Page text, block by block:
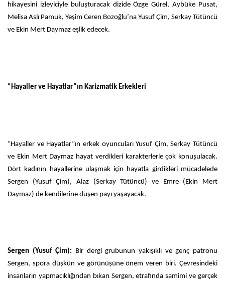
hikayesini izleyiciyle buluşturacak dizide Özge Gürel, Aybüke Pusat,
Melisa Aslı Pamuk, Yeşim Ceren Bozoğlu’na Yusuf Çim, Serkay Tütüncü
ve Ekin Mert Daymaz eşlik edecek.
“Hayaller ve Hayatlar”ın Karizmatik Erkekleri
“Hayaller ve Hayatlar”ın erkek oyuncuları Yusuf Çim, Serkay Tütüncü
ve Ekin Mert Daymaz hayat verdikleri karakterlerle çok konuşulacak.
Dört kadının hayallerine ulaşmak için hayatla girdikleri mücadelede
Sergen (Yusuf Çim), Alaz (Serkay Tütüncü) ve Emre (Ekin Mert
Daymaz) de kendilerine düşen payı yaşayacak.
Sergen (Yusuf Çim): Bir dergi grubunun yakışıklı ve genç patronu
Sergen, spora düşkün ve görünüşüne önem veren biri. Çevresindeki
insanların yapmacıklığından bıkan Sergen, etrafında samimi ve gerçek